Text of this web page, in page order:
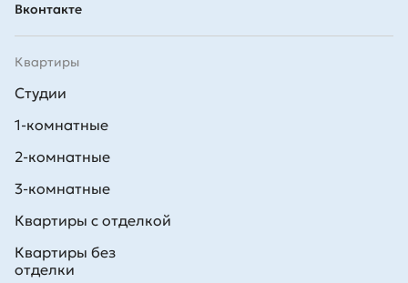
Вконтакте
Квартиры
Студии
1-комнатные
2-комнатные
3-комнатные
Квартиры с отделкой
Квартиры без
отделки